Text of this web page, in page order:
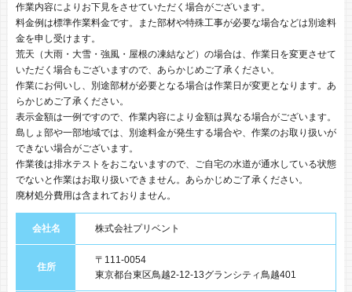
作業内容によりお下見をさせていただく場合がございます。
料金例は標準作業料金です。また部材や特殊工事が必要な場合などは別途料
金を申し受けます。
荒天（大雨・大雪・強風・屋根の凍結など）の場合は、作業日を変更させて
いただく場合もございますので、あらかじめご了承ください。
作業にお伺いし、別途部材が必要となる場合は作業日が変更となります。あ
らかじめご了承ください。
表示金額は一例ですので、作業内容により金額は異なる場合がございます。
島しょ部や一部地域では、別途料金が発生する場合や、作業のお取り扱いが
できない場合がございます。
作業後は排水テストをおこないますので、ご自宅の水道が通水している状態
でないと作業はお取り扱いできません。あらかじめご了承ください。
廃材処分費用は含まれておりません。
会社名 株式会社プリベント
住所
〒111-0054
東京都台東区鳥越2-12-13グランシティ鳥越401